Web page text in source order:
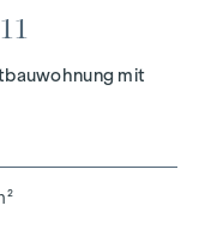
mit